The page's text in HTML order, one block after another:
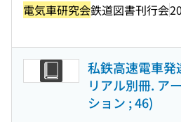
電気車研究会鉄道図書刊行会
私鉄高速電車発
リアル別冊. ア
ション ; 46)